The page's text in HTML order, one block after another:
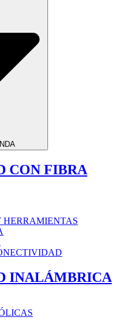
CON FIBRA
HERRAMIENTAS
INALÁMBRICA